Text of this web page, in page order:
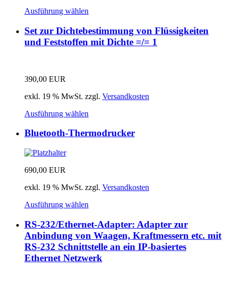
Ausführung wählen
Set zur Dichtebestimmung von Flüssigkeiten
und Feststoffen mit Dichte =/= 1
390,00 EUR
exkl. 19 % MwSt. zzgl. Versandkosten
Ausführung wählen
Bluetooth-Thermodrucker
690,00 EUR
exkl. 19 % MwSt. zzgl. Versandkosten
Ausführung wählen
RS-232/Ethernet-Adapter: Adapter zur
Anbindung von Waagen, Kraftmessern etc. mit
RS-232 Schnittstelle an ein IP-basiertes
Ethernet Netzwerk